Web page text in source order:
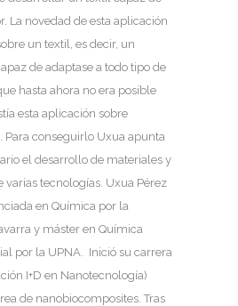
La novedad de esta aplicación
un textil, es decir, un
de adaptase a todo tipo de
hasta ahora no era posible
esta aplicación sobre
Para conseguirlo Uxua apunta
el desarrollo de materiales y
varias tecnologías. Uxua Pérez
en Química por la
y máster en Química
por la UPNA. Inició su carrera
I+D en Nanotecnología)
de nanobiocomposites. Tras